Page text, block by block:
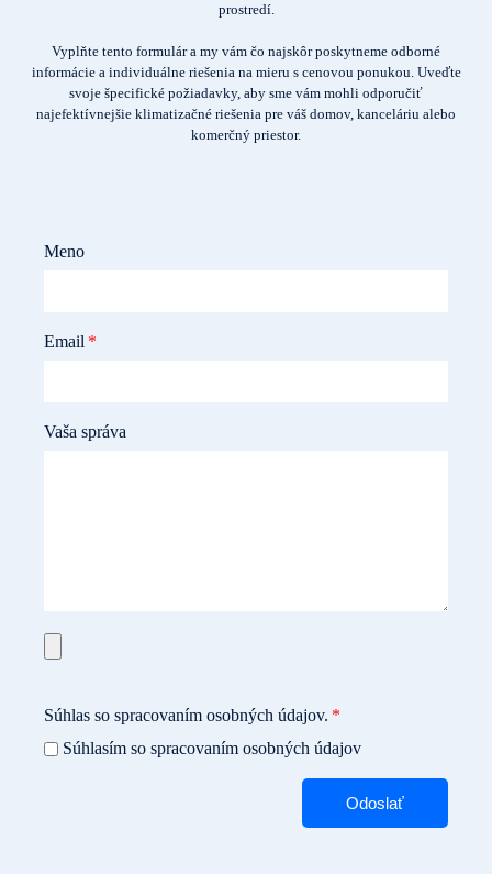
prostredí.
Vyplňte tento formulár a my vám čo najskôr poskytneme odborné
informácie a individuálne riešenia na mieru s cenovou ponukou. Uveďte
svoje špecifické požiadavky, aby sme vám mohli odporučiť
najefektívnejšie klimatizačné riešenia pre váš domov, kanceláriu alebo
komerčný priestor.
Meno
Email
Vaša správa
Súhlas so spracovaním osobných údajov.
Súhlasím so spracovaním osobných údajov
Odoslať